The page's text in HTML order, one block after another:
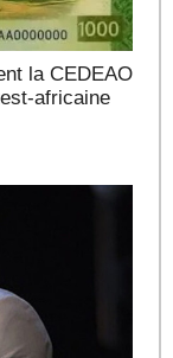
la CEDEAO
africaine